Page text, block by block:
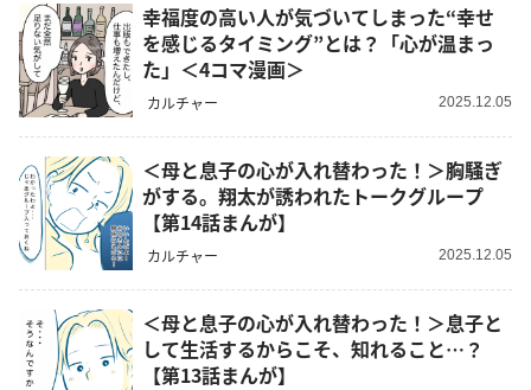
幸福度の高い人が気づいてしまった“幸せ
を感じるタイミング”とは？「心が温まっ
た」＜4コマ漫画＞
カルチャー 2025.12.05
＜母と息子の心が入れ替わった！＞胸騒ぎ
がする。翔太が誘われたトークグループ
【第14話まんが】
カルチャー 2025.12.05
＜母と息子の心が入れ替わった！＞息子と
して生活するからこそ、知れること…？
【第13話まんが】